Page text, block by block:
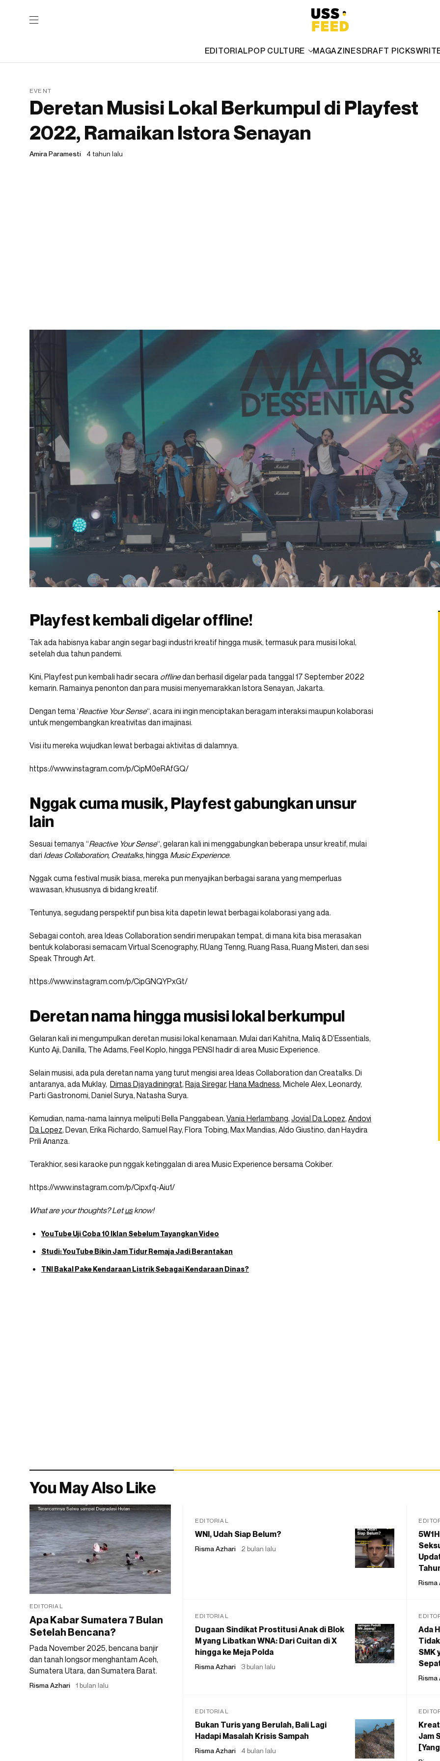
EDITORIALPOP CULTURE MAGAZINESDRAFT PICKS
EVENT
Deretan Musisi Lokal Berkumpul di Playfest
2022, Ramaikan Istora Senayan
Amira Paramesti 4 tahun lalu
Playfest kembali digelar offline!
Tak ada habisnya kabar angin segar bagi industri kreatif hingga musik, termasuk para musisi lokal,
setelah dua tahun pandemi.
Kini, Playfest pun kembali hadir secara offlinedan berhasil digelar pada tanggal 17 September 2022
kemarin. Ramainya penonton dan para musisi menyemarakkan Istora Senayan, Jakarta.
Dengan tema ‘Reactive Your Sense“, acara ini ingin menciptakan beragam interaksi maupun kolaborasi
untuk mengembangkan kreativitas dan imajinasi.
Visi itu mereka wujudkan lewat berbagai aktivitas di dalamnya.
https://www.instagram.com/p/CipM0eRAfGQ/
Nggak cuma musik, Playfest gabungkan unsur
lain
Sesuai temanya “Reactive Your Sense“, gelaran kali ini menggabungkan beberapa unsur kreatif, mulai
dari Ideas Collaboration, Creatalks,hingga Music Experience.
Nggak cuma festival musik biasa, mereka pun menyajikan berbagai sarana yang memperluas
wawasan, khususnya di bidang kreatif.
Tentunya, segudang perspektif pun bisa kita dapetin lewat berbagai kolaborasi yang ada.
Sebagai contoh, area Ideas Collaboration sendiri merupakan tempat, di mana kita bisa merasakan
bentuk kolaborasi semacam Virtual Scenography, RUang Tenng, Ruang Rasa, Ruang Misteri, dan sesi
Speak Through Art.
https://www.instagram.com/p/CipGNQYPxGt/
Deretan nama hingga musisi lokal berkumpul
Gelaran kali ini mengumpulkan deretan musisi lokal kenamaan. Mulai dari Kahitna, Maliq & D’Essentials,
Kunto Aji, Danilla, The Adams, Feel Koplo, hingga PENSI hadir di area Music Experience.
Selain musisi, ada pula deretan nama yang turut mengisi area Ideas Collaboration dan Creatalks. Di
antaranya, ada Muklay, Dimas Djayadiningrat, Raja Siregar, Hana Madness, Michele Alex, Leonardy,
Parti Gastronomi, Daniel Surya, Natasha Surya.
Kemudian, nama-nama lainnya meliputi Bella Panggabean, Vania Herlambang, Jovial Da Lopez, Andovi
Da Lopez, Devan, Erika Richardo, Samuel Ray, Flora Tobing, Max Mandias, Aldo Giustino, dan Haydira
Prili Ananza.
Terakhior, sesi karaoke pun nggak ketinggalan di area Music Experience bersama Cokiber.
https://www.instagram.com/p/Cipxfq-Aiu1/
What are your thoughts? Letusknow!
YouTube Uji Coba 10 Iklan Sebelum Tayangkan Video
Studi: YouTube Bikin Jam Tidur Remaja Jadi Berantakan
TNI Bakal Pake Kendaraan Listrik Sebagai Kendaraan Dinas?
You May Also Like
EDITORIAL
Apa Kabar Sumatera 7 Bulan
Setelah Bencana?
Pada November 2025, bencana banjir
dan tanah longsor menghantam Aceh,
Sumatera Utara, dan Sumatera Barat.
Risma Azhari 1 bulan lalu
EDITORIAL
WNI, Udah Siap Belum?
Risma Azhari 2 bulan lalu
Risma
EDITORIAL
Dugaan Sindikat Prostitusi Anak di Blok
M yang Libatkan WNA: Dari Cuitan di X
hingga ke Meja Polda
Risma Azhari 3 bulan lalu
Ada
SMK
Risma
EDITORIAL
Bukan Turis yang Berulah, Bali Lagi
Hadapi Masalah Krisis Sampah
Risma Azhari 4 bulan lalu
Jam